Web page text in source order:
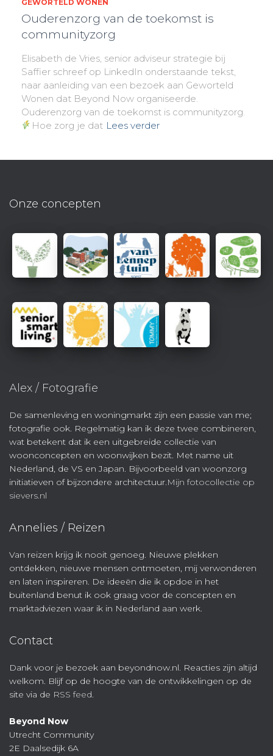
GEWORTELD WONEN
Ouderenzorg van de toekomst is
communityzorg
Elisabeth de Vries, senior adviseur strategie bij
Saffier schreef op LinkedIn onderstaande tekst,
naar aanleiding van een bezoek aan Geworteld
Wonen dat Beyond Now organiseerde.
Ouderenzorg van de toekomst is communityzorg.
Hoe zorg je dat Lees verder
Onze concepten
Alex / Fotografie
De samenleving en woningmarkt zijn een passie van me;
fotografie ook. Regelmatig kan ik deze twee combineren,
wat betekent dat ik een uitgebreide collectie van
woonconcepten en woonwijken bezit. Met name uit
Nederland, de VS en Japan. Bijvoorbeeld van woonzorg
initiatieven of bijzondere architectuur.Mijn fotocollectie op
sievers.nl
Annelies / Reizen
Van reizen krijg ik nooit genoeg. Nieuwe plekken
ontdekken, nieuwe mensen ontmoeten, mij verwonderen
en laten inspireren. De ideeën die ik opdoe in het
buitenland benut ik ook graag voor de concepten en
marktadviezen waar ik in Nederland aan werk.
Contact
Dank voor je bezoek aan beyondnow.nl. Reacties zijn altijd
welkom. Blijf op de hoogte van de ontwikkelingen op de
site via de RSS feed.
Beyond Now
Utrecht Community
2E Daalsedijk 6A